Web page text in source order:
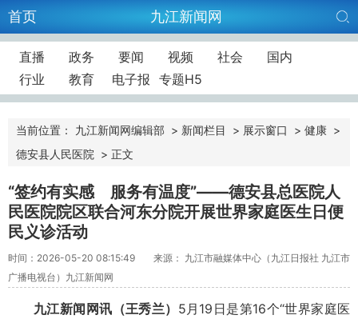
首页 九江新闻网
直播 政务 要闻 视频 社会
国内
行业
教育 电子报 专题H5
当前位置： 九江新闻网编辑部 > 新闻栏目 > 展示窗口 > 健康 >
德安县人民医院 > 正文
“签约有实感 服务有温度”——德安县总医院人
民医院院区联合河东分院开展世界家庭医生日便
民义诊活动
时间：2026-05-20 08:15:49
来源： 九江市融媒体中心（九江日报社 九江市
广播电视台）九江新闻网
九江新闻网讯 （王秀兰） 5月19日是第16个“世界家庭医